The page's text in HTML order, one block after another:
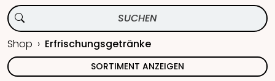
Shop Erfrischungsgetränke
SORTIMENT ANZEIGEN